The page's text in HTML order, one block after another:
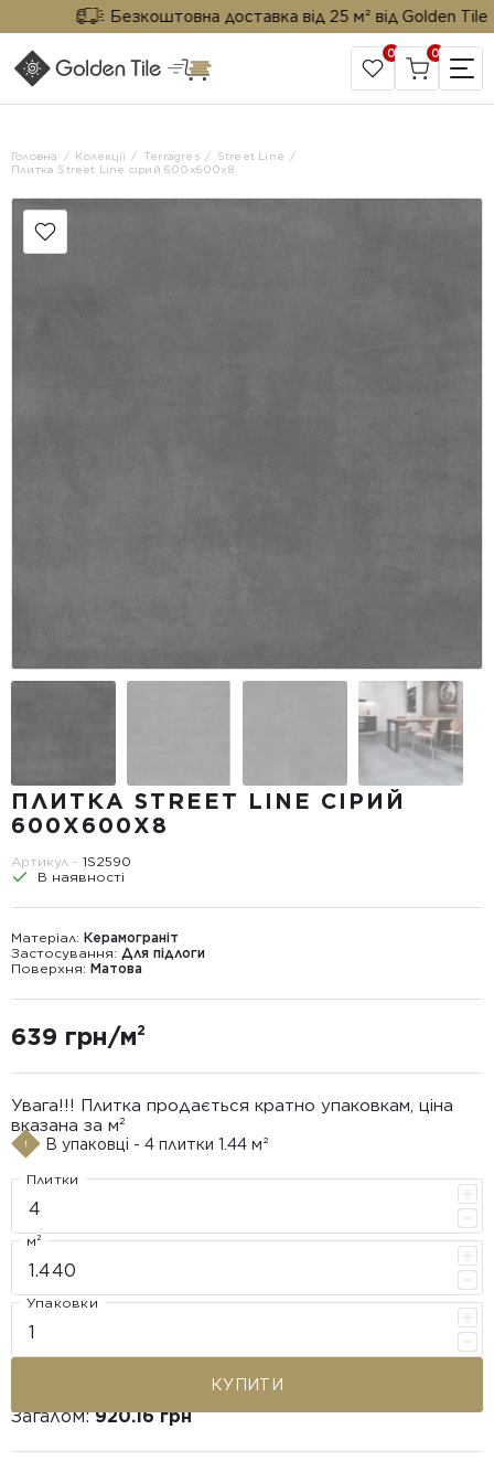
Безкоштовна доставка від 25 м² від Golden Tile
САЙТ КОМПАНІЇ
0 0
Головна Колекції Terragres
Street Line
Плитка Street Line сірий 600х600х8
ПЛИТКА STREET LINE СІРИЙ
600Х600Х8
Артикул - 1S2590
В наявності
Матеріал: Керамограніт
Застосування: Для підлоги
Поверхня: Матова
639 грн/м²
Увага!!! Плитка продається кратно упаковкам, ціна
вказана за м²
В упаковці - 4 плитки 1.44 м²
Плитки
м²
Упаковки
КУПИТИ
Загалом:920.16 грн